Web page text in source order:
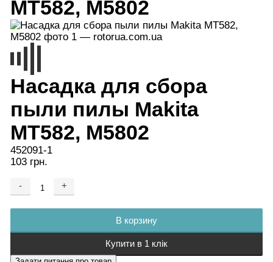
MT582, M5802
Насадка для сбора
пыли пилы Makita
MT582, M5802
452091-1
103 грн.
- +
В корзину
Купити в 1 клік